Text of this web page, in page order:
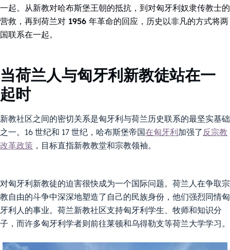
一起。从新教对哈布斯堡王朝的抵抗，到对匈牙利奴隶传教士的
营救，再到荷兰对 1956 年革命的回应，历史以非凡的方式将两
国联系在一起。
当荷兰人与匈牙利新教徒站在一
起时
新教社区之间的密切关系是匈牙利与荷兰历史联系的最坚实基础
之一。16 世纪和 17 世纪，哈布斯堡帝国在匈牙利加强了 反宗教
改革政策 ，目标直指新教教堂和宗教领袖。
对匈牙利新教徒的迫害很快成为一个国际问题。荷兰人在争取宗
教自由的斗争中深深地塑造了自己的民族身份，他们强烈同情匈
牙利人的事业。荷兰新教社区支持匈牙利学生、牧师和知识分
子，而许多匈牙利学者则前往莱顿和乌得勒支等荷兰大学学习。